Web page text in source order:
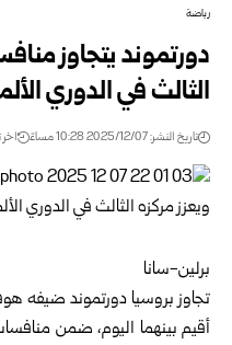
رياضة
دورتموند يتجاوز
الثالث في الدوري
تاريخ النشر: 2025/12/07 10:28 مساءً اخر
برلين-سانا
تجاوز بروسيا دورتموند ضيفه